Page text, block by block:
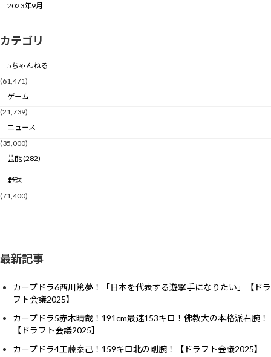
2023年9月
カテゴリ
5ちゃんねる
(61,471)
ゲーム
(21,739)
ニュース
(35,000)
芸能 (282)
野球
(71,400)
最新記事
カープドラ6西川篤夢！「日本を代表する遊撃手になりたい」【ドラ
フト会議2025】
カープドラ5赤木晴哉！191cm最速153キロ！佛教大の本格派右腕！
【ドラフト会議2025】
カープドラ4工藤泰己！159キロ北の剛腕！【ドラフト会議2025】